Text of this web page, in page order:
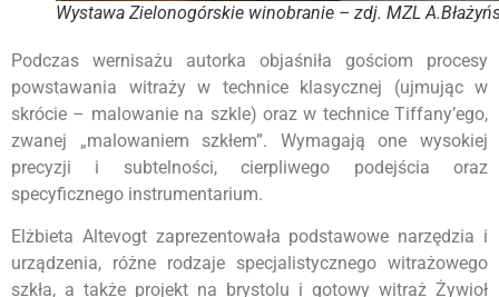
Wystawa Zielonogórskie winobranie – zdj. MZL
Podczas wernisażu autorka objaśniła gościom procesy
powstawania witraży w technice klasycznej (ujmując w
skrócie – malowanie na szkle) oraz w technice Tiffany’ego,
zwanej „malowaniem szkłem”. Wymagają one wysokiej
precyzji i subtelności, cierpliwego podejścia oraz
specyficznego instrumentarium.
Elżbieta Altevogt zaprezentowała podstawowe narzędzia i
urządzenia, różne rodzaje specjalistycznego witrażowego
szkła, a także projekt na brystolu i gotowy witraż Żywioł